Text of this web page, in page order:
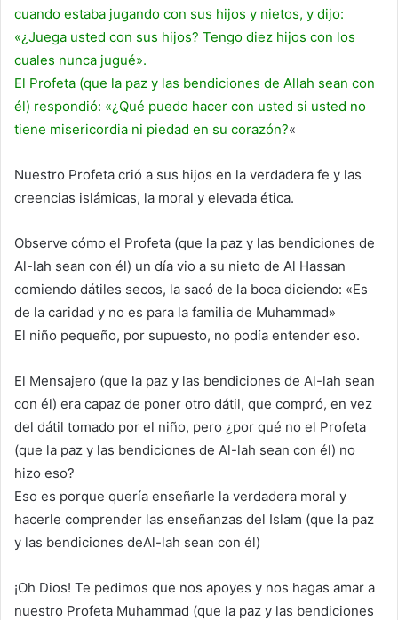
cuando estaba jugando con sus hijos y nietos, y dijo:
«¿Juega usted con sus hijos? Tengo diez hijos con los
cuales nunca jugué».
El Profeta (que la paz y las bendiciones de Allah sean con
él) respondió: «¿Qué puedo hacer con usted si usted no
tiene misericordia ni piedad en su corazón?«
Nuestro Profeta crió a sus hijos en la verdadera fe y las
creencias islámicas, la moral y elevada ética.
Observe cómo el Profeta (que la paz y las bendiciones de
Al-lah sean con él) un día vio a su nieto de Al Hassan
comiendo dátiles secos, la sacó de la boca diciendo: «Es
de la caridad y no es para la familia de Muhammad»
El niño pequeño, por supuesto, no podía entender eso.
El Mensajero (que la paz y las bendiciones de Al-lah sean
con él) era capaz de poner otro dátil, que compró, en vez
del dátil tomado por el niño, pero ¿por qué no el Profeta
(que la paz y las bendiciones de Al-lah sean con él) no
hizo eso?
Eso es porque quería enseñarle la verdadera moral y
hacerle comprender las enseñanzas del Islam (que la paz
y las bendiciones deAl-lah sean con él)
¡Oh Dios! Te pedimos que nos apoyes y nos hagas amar a
nuestro Profeta Muhammad (que la paz y las bendiciones